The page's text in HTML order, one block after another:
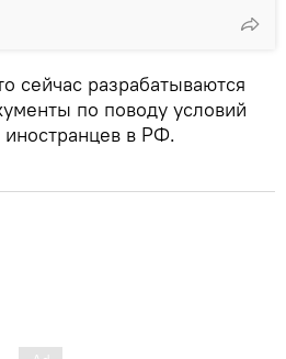
сейчас разрабатываются
по поводу условий
в РФ.